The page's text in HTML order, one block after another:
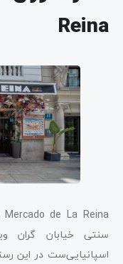
Reina
سنتی خیابان گران
اسپانیایی‌ست در این